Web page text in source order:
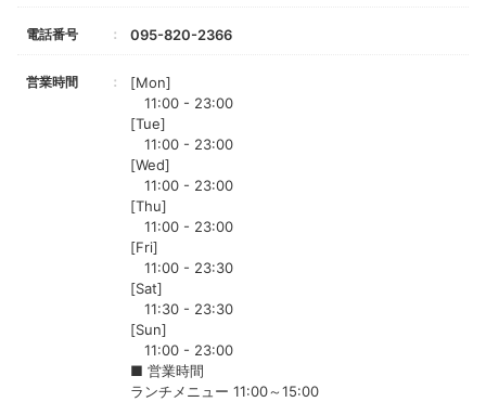
電話番号 095-820-2366
営業時間
[Mon]
11:00 - 23:00
[Tue]
11:00 - 23:00
[Wed]
11:00 - 23:00
[Thu]
11:00 - 23:00
[Fri]
11:00 - 23:30
[Sat]
11:30 - 23:30
[Sun]
11:00 - 23:00
■ 営業時間
ランチメニュー 11:00～15:00